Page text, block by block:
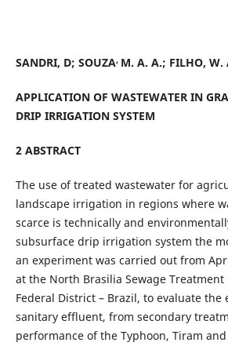
SANDRI, D; SOUZA, M. A. A.; FILHO, W.
APPLICATION OF WASTEWATER IN
DRIP IRRIGATION SYSTEM
2 ABSTRACT
The use of treated wastewater for
landscape irrigation in regions where
scarce is technically and
subsurface drip irrigation system the
an experiment was carried out from
at the North Brasilia Sewage Treatment
Federal District – Brazil, to evaluate the
sanitary effluent, from secondary
performance of the Typhoon, Tiram